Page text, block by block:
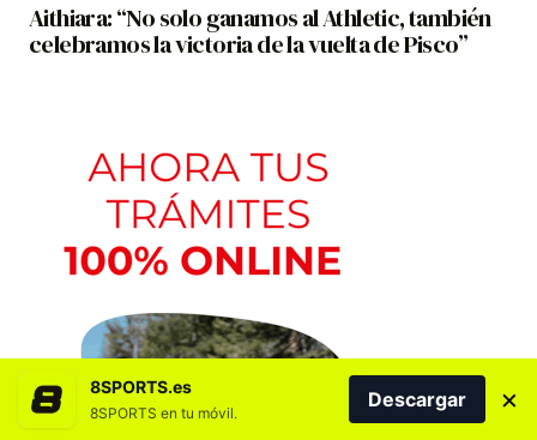
Aithiara: “No solo ganamos al Athletic, también
celebramos la victoria de la vuelta de Pisco”
8SPORTS.es
8SPORTS en tu móvil.
Descargar ×